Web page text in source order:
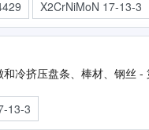
X2CrNiMoN 17-13-3
和冷挤压盘条、棒材、钢丝
13-3